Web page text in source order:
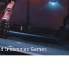
Insomniac Games